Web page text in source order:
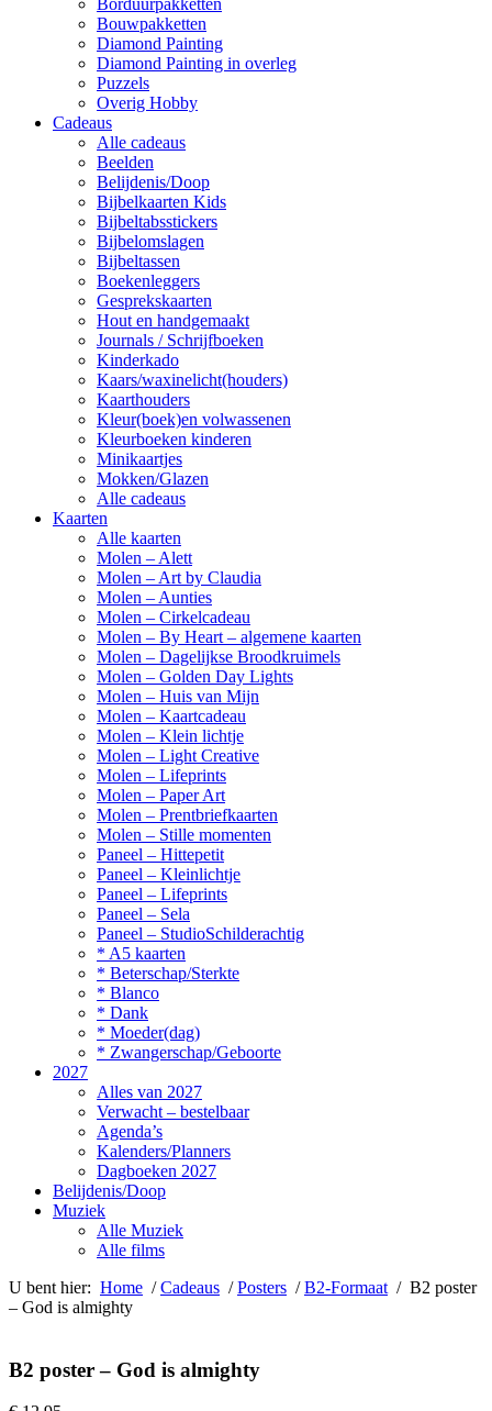
Borduurpakketten
Bouwpakketten
Diamond Painting
Diamond Painting in overleg
Puzzels
Overig Hobby
Cadeaus
Alle cadeaus
Beelden
Belijdenis/Doop
Bijbelkaarten Kids
Bijbeltabsstickers
Bijbelomslagen
Bijbeltassen
Boekenleggers
Gesprekskaarten
Hout en handgemaakt
Journals / Schrijfboeken
Kinderkado
Kaars/waxinelicht(houders)
Kaarthouders
Kleur(boek)en volwassenen
Kleurboeken kinderen
Minikaartjes
Mokken/Glazen
Alle cadeaus
Kaarten
Alle kaarten
Molen – Alett
Molen – Art by Claudia
Molen – Aunties
Molen – Cirkelcadeau
Molen – By Heart – algemene kaarten
Molen – Dagelijkse Broodkruimels
Molen – Golden Day Lights
Molen – Huis van Mijn
Molen – Kaartcadeau
Molen – Klein lichtje
Molen – Light Creative
Molen – Lifeprints
Molen – Paper Art
Molen – Prentbriefkaarten
Molen – Stille momenten
Paneel – Hittepetit
Paneel – Kleinlichtje
Paneel – Lifeprints
Paneel – Sela
Paneel – StudioSchilderachtig
* A5 kaarten
* Beterschap/Sterkte
* Blanco
* Dank
* Moeder(dag)
* Zwangerschap/Geboorte
2027
Alles van 2027
Verwacht – bestelbaar
Agenda’s
Kalenders/Planners
Dagboeken 2027
Belijdenis/Doop
Muziek
Alle Muziek
Alle films
U bent hier: Home /Cadeaus /Posters /B2-Formaat / B2 poster
– God is almighty
B2 poster – God is almighty